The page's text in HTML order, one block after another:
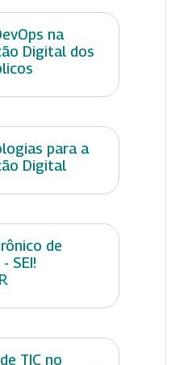
na
Digital dos
para a
Digital
de
SEI!
TIC no